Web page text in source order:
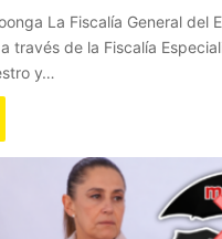
La Fiscalía General del
través de la Fiscalía
y…